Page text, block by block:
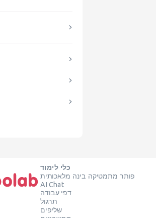
כלי לימוד
פותר מתמטיקה בינה מלאכותית
AI Chat
דפי עבודה
תרגול
שליפים